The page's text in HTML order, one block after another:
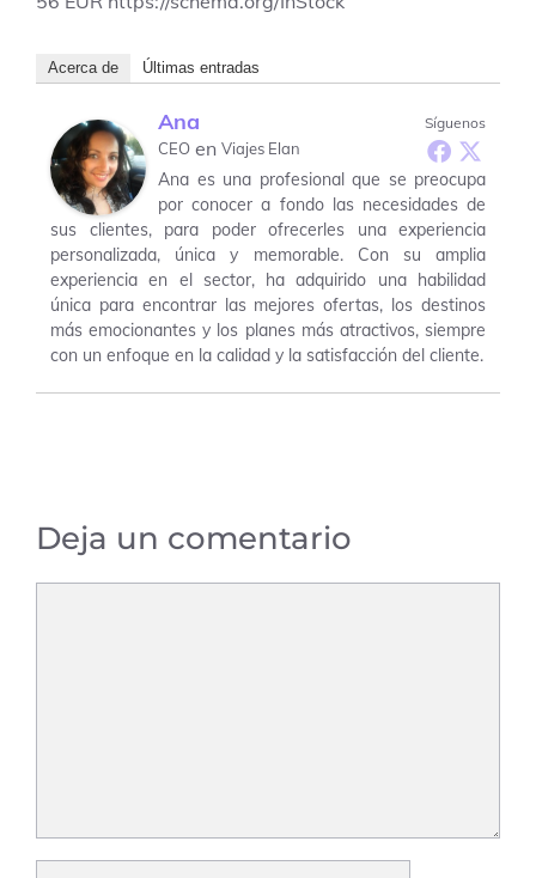
Acerca de Últimas entradas
Síguenos
Ana
CEO en Viajes Elan
Ana es una profesional que se preocupa
por conocer a fondo las necesidades de
sus clientes, para poder ofrecerles una experiencia
personalizada, única y memorable. Con su amplia
experiencia en el sector, ha adquirido una habilidad
única para encontrar las mejores ofertas, los destinos
más emocionantes y los planes más atractivos, siempre
con un enfoque en la calidad y la satisfacción del cliente.
Deja un comentario